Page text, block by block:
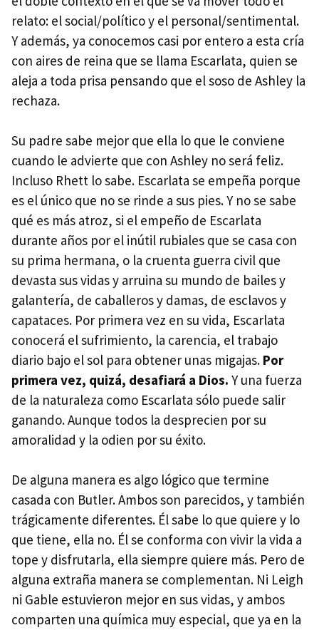
relato: el social/político y el personal/sentimental.
Y además, ya conocemos casi por entero a esta cría
con aires de reina que se llama Escarlata, quien se
aleja a toda prisa pensando que el soso de Ashley la
rechaza.
Su padre sabe mejor que ella lo que le conviene
cuando le advierte que con Ashley no será feliz.
Incluso Rhett lo sabe. Escarlata se empeña porque
es el único que no se rinde a sus pies. Y no se sabe
qué es más atroz, si el empeño de Escarlata
durante años por el inútil rubiales que se casa con
su prima hermana, o la cruenta guerra civil que
devasta sus vidas y arruina su mundo de bailes y
galantería, de caballeros y damas, de esclavos y
capataces. Por primera vez en su vida, Escarlata
conocerá el sufrimiento, la carencia, el trabajo
diario bajo el sol para obtener unas migajas. Por
primera vez, quizá, desafiará a Dios. Y una fuerza
de la naturaleza como Escarlata sólo puede salir
ganando. Aunque todos la desprecien por su
amoralidad y la odien por su éxito.
De alguna manera es algo lógico que termine
casada con Butler. Ambos son parecidos, y también
trágicamente diferentes. Él sabe lo que quiere y lo
que tiene, ella no. Él se conforma con vivir la vida a
tope y disfrutarla, ella siempre quiere más. Pero de
alguna extraña manera se complementan. Ni Leigh
ni Gable estuvieron mejor en sus vidas, y ambos
comparten una química muy especial, que ya en la